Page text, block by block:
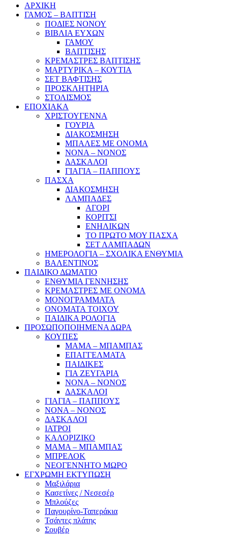
ΑΡΧΙΚΗ
ΓΑΜΟΣ – ΒΑΠΤΙΣΗ
ΠΟΔΙΕΣ ΝΟΝΟΥ
ΒΙΒΛΙΑ ΕΥΧΩΝ
ΓΑΜΟΥ
ΒΑΠΤΙΣΗΣ
ΚΡΕΜΑΣΤΡΕΣ ΒΑΠΤΙΣΗΣ
ΜΑΡΤΥΡΙΚΑ – ΚΟΥΤΙΑ
ΣΕΤ ΒΑΦΤΙΣΗΣ
ΠΡΟΣΚΛΗΤΗΡΙΑ
ΣΤΟΛΙΣΜΟΣ
ΕΠΟΧΙΑΚΑ
ΧΡΙΣΤΟΥΓΕΝΝΑ
ΓΟΥΡΙΑ
ΔΙΑΚΟΣΜΗΣΗ
ΜΠΑΛΕΣ ΜΕ ΟΝΟΜΑ
ΝΟΝΑ – ΝΟΝΟΣ
ΔΑΣΚΑΛΟΙ
ΓΙΑΓΙΑ – ΠΑΠΠΟΥΣ
ΠΑΣΧΑ
ΔΙΑΚΟΣΜΗΣΗ
ΛΑΜΠΑΔΕΣ
ΑΓΟΡΙ
ΚΟΡΙΤΣΙ
ΕΝΗΛΙΚΩΝ
ΤΟ ΠΡΩΤΟ ΜΟΥ ΠΑΣΧΑ
ΣΕΤ ΛΑΜΠΑΔΩΝ
ΗΜΕΡΟΛΟΓΙΑ – ΣΧΟΛΙΚΑ ΕΝΘΥΜΙΑ
ΒΑΛΕΝΤΙΝΟΣ
ΠΑΙΔΙΚΟ ΔΩΜΑΤΙΟ
ΕΝΘΥΜΙΑ ΓΕΝΝΗΣΗΣ
ΚΡΕΜΑΣΤΡΕΣ ΜΕ ΟΝΟΜΑ
ΜΟΝΟΓΡΑΜΜΑΤΑ
ΟΝΟΜΑΤΑ ΤΟΙΧΟΥ
ΠΑΙΔΙΚΑ ΡΟΛΟΓΙΑ
ΠΡΟΣΩΠΟΠΟΙΗΜΕΝΑ ΔΩΡΑ
ΚΟΥΠΕΣ
ΜΑΜΑ – ΜΠΑΜΠΑΣ
ΕΠΑΓΓΕΛΜΑΤΑ
ΠΑΙΔΙΚΕΣ
ΓΙΑ ΖΕΥΓΑΡΙΑ
ΝΟΝΑ – ΝΟΝΟΣ
ΔΑΣΚΑΛΟΙ
ΓΙΑΓΙΑ – ΠΑΠΠΟΥΣ
ΝΟΝΑ – ΝΟΝΟΣ
ΔΑΣΚΑΛΟΙ
ΙΑΤΡΟΙ
ΚΑΛΟΡΙΖΙΚΟ
ΜΑΜΑ – ΜΠΑΜΠΑΣ
ΜΠΡΕΛΟΚ
ΝΕΟΓΕΝΝΗΤΟ ΜΩΡΟ
ΕΓΧΡΩΜΗ ΕΚΤΥΠΩΣΗ
Μαξιλάρια
Κασετίνες / Νεσεσέρ
Μπλούζες
Παγουρίνο-Ταπεράκια
Τσάντες πλάτης
Σουβέρ